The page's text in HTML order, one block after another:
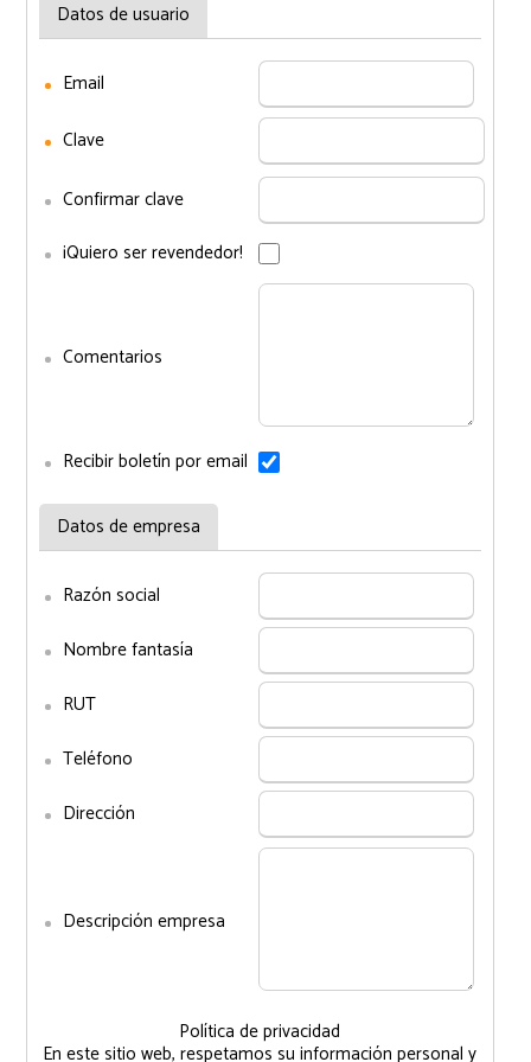
Datos de usuario
Email
Clave
Confirmar clave
¡Quiero ser revendedor!
Comentarios
Recibir boletín por email
Datos de empresa
Razón social
Nombre fantasía
RUT
Teléfono
Dirección
Descripción empresa
Política de privacidad
En este sitio web, respetamos su información personal y